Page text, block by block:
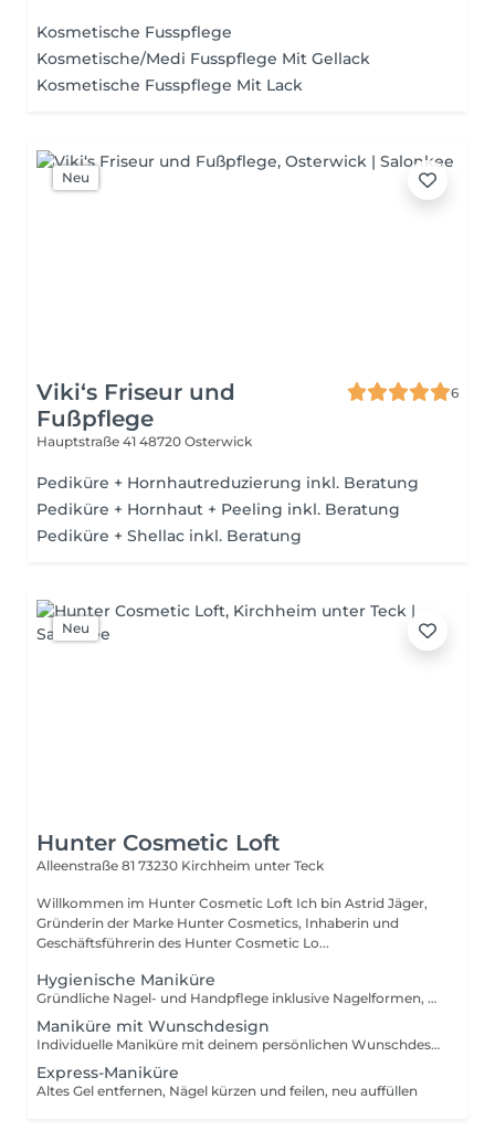
Kosmetische Fusspflege
Kosmetische/Medi Fusspflege Mit Gellack
Kosmetische Fusspflege Mit Lack
Neu
Viki‘s Friseur und
Fußpflege
6
Hauptstraße 41 48720 Osterwick
Pediküre + Hornhautreduzierung inkl. Beratung
Pediküre + Hornhaut + Peeling inkl. Beratung
Pediküre + Shellac inkl. Beratung
Neu
Hunter Cosmetic Loft
Alleenstraße 81 73230 Kirchheim unter Teck
Willkommen im Hunter Cosmetic Loft Ich bin Astrid Jäger,
Gründerin der Marke Hunter Cosmetics, Inhaberin und
Geschäftsführerin des Hunter Cosmetic Lo...
Hygienische Maniküre
Gründliche Nagel- und Handpflege inklusive Nagelformen, Nagelhautpflege und Peeling ganz ohne Lack, für gepflegte Hände.
Maniküre mit Wunschdesign
Individuelle Maniküre mit deinem persönlichen Wunschdesign kreativ und liebevoll nach deinen Vorstellungen umgesetzt.
Express-Maniküre
Altes Gel entfernen, Nägel kürzen und feilen, neu auffüllen